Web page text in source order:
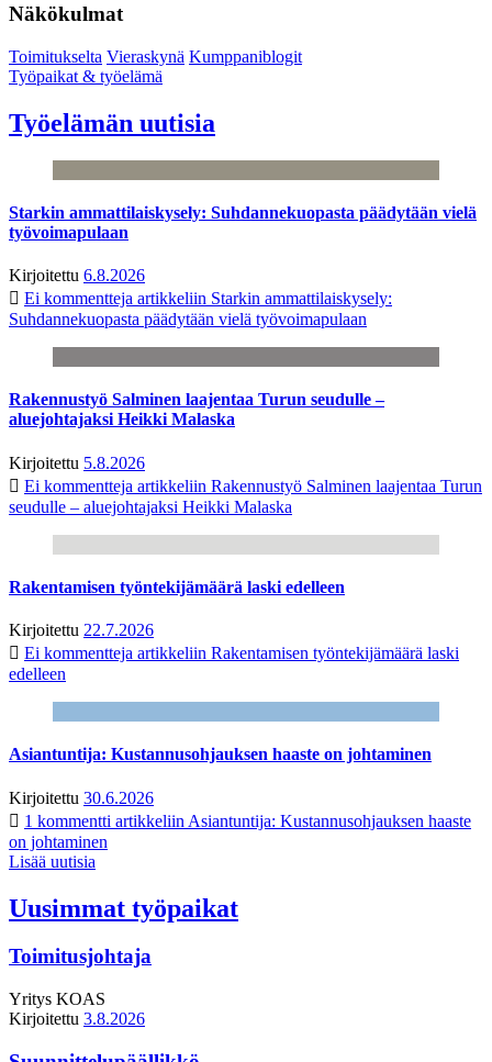
Näkökulmat
Toimitukselta Vieraskynä Kumppaniblogit
Työpaikat & työelämä
Työelämän uutisia
Starkin ammattilaiskysely: Suhdannekuopasta päädytään vielä
työvoimapulaan
Kirjoitettu 6.8.2026
Ei kommentteja artikkeliin Starkin ammattilaiskysely:
Suhdannekuopasta päädytään vielä työvoimapulaan
Rakennustyö Salminen laajentaa Turun seudulle –
aluejohtajaksi Heikki Malaska
Kirjoitettu 5.8.2026
Ei kommentteja artikkeliin Rakennustyö Salminen laajentaa Turun
seudulle – aluejohtajaksi Heikki Malaska
Rakentamisen työntekijämäärä laski edelleen
Kirjoitettu 22.7.2026
Ei kommentteja artikkeliin Rakentamisen työntekijämäärä laski
edelleen
Asiantuntija: Kustannusohjauksen haaste on johtaminen
Kirjoitettu 30.6.2026
1 kommentti artikkeliin Asiantuntija: Kustannusohjauksen haaste
on johtaminen
Lisää uutisia
Uusimmat työpaikat
Toimitusjohtaja
Yritys KOAS
Kirjoitettu 3.8.2026